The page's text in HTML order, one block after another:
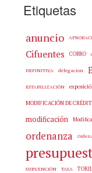
Etiquetas
anuncio
Cifuentes COBRO
DEFINITIVA delegacion
ESTABILIZACIÓN
MODIFICACIÓN DE
modificación
ordenanza
SUBVENCIÓN TASA